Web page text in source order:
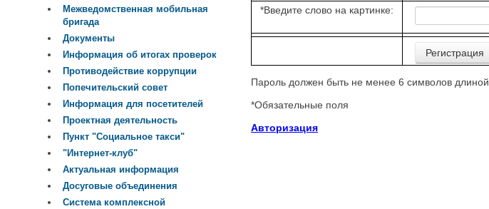
*Введите слово на картинке:
Пароль должен быть не менее 6 символов длиной.
*Обязательные поля
Авторизация
Межведомственная мобильная
бригада
Документы
Информация об итогах проверок
Противодействие коррупции
Попечительский совет
Информация для посетителей
Проектная деятельность
Пункт "Социальное такси"
"Интернет-клуб"
Актуальная информация
Досуговые объединения
Система комплексной